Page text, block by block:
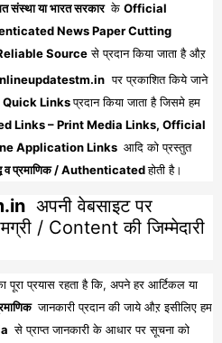
संस्था या भारत सरकार के Official
News Paper Cutting
Sourceसे प्रदान किया जाता है औऱ
पर प्रकाशित किये जाने
Quick Linksप्रदान किया जाता है जिसमे हम
Links – Print Media Links, Official
Application Links आदि को प्रस्तुत
व प्रमाणिक / Authenticatedहोती है।
अपनी वेबसाइट पर
/ Content की जिम्मेदारी
पूरा प्रयास रहता है कि, अपने हर आर्टिकल या
जानकारी प्रदान की जाये औऱ इसीलिए हम
से प्राप्त जानकारी के आधार पर सूचना को